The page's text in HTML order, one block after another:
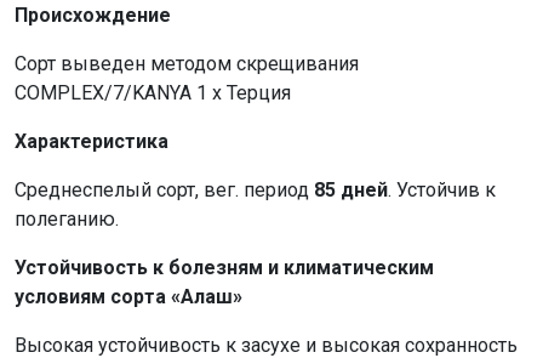
Происхождение
Сорт выведен методом скрещивания
COMPLEX/7/KANYA 1 х Терция
Характеристика
Среднеспелый сорт, вег. период 85 дней. Устойчив к
полеганию.
Устойчивость к болезням и климатическим
условиям сорта «Алаш»
Высокая устойчивость к засухе и высокая сохранность